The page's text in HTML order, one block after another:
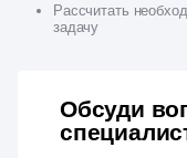
Рассчитать
задачу
Обсуди